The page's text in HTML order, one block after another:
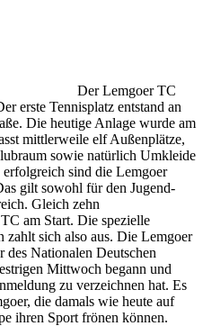
Der Lemgoer TC
erste Tennisplatz entstand an
Die heutige Anlage wurde am
mittlerweile elf Außenplätze,
sowie natürlich Umkleide
sind die Lemgoer
gilt sowohl für den Jugend-
Gleich zehn
am Start. Die spezielle
zahlt sich also aus. Die Lemgoer
des Nationalen Deutschen
Mittwoch begann und
zu verzeichnen hat. Es
die damals wie heute auf
ihren Sport frönen können.